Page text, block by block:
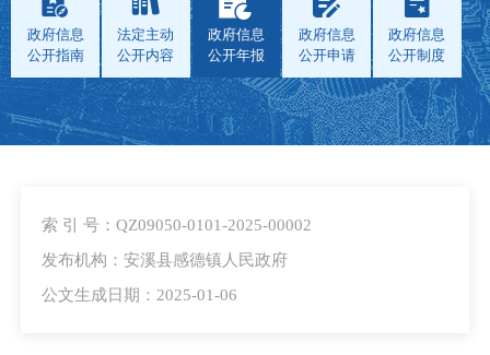
政府信息
公开指南
法定主动
公开内容
政府信息
公开年报
政府信息
公开申请
政府信息
公开制度
索 引 号：QZ09050-0101-2025-00002
发布机构：安溪县感德镇人民政府
公文生成日期：2025-01-06